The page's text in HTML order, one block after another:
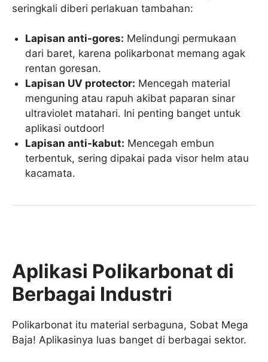
seringkali diberi perlakuan tambahan:
Lapisan anti-gores: Melindungi permukaan
dari baret, karena polikarbonat memang agak
rentan goresan.
Lapisan UV protector: Mencegah material
menguning atau rapuh akibat paparan sinar
ultraviolet matahari. Ini penting banget untuk
aplikasi outdoor!
Lapisan anti-kabut: Mencegah embun
terbentuk, sering dipakai pada visor helm atau
kacamata.
Aplikasi Polikarbonat di
Berbagai Industri
Polikarbonat itu material serbaguna, Sobat Mega
Baja! Aplikasinya luas banget di berbagai sektor.